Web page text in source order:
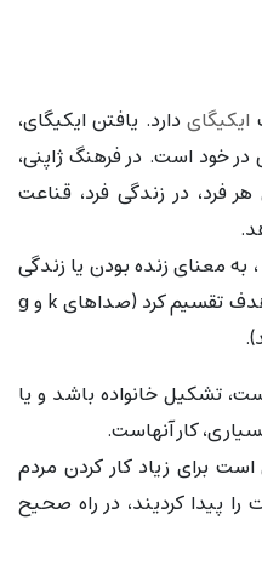
ایکیگایدارد. یافتن ایکیگای،
خود است. در فرهنگ ژاپنی،
فرد، در زندگی فرد، قناعت
ایکیگای را می توان به دو عنصر iki ، به معنای زنده بودن یا زندگی
، و gai ، به معنی میوه ، ارزش یا هدف تقسیم کرد (صداهای k و g
تشکیل خانواده باشد و یا
کار آنهاست.
برای زیاد کار کردن مردم
پیدا کردیند، در راه صحیح